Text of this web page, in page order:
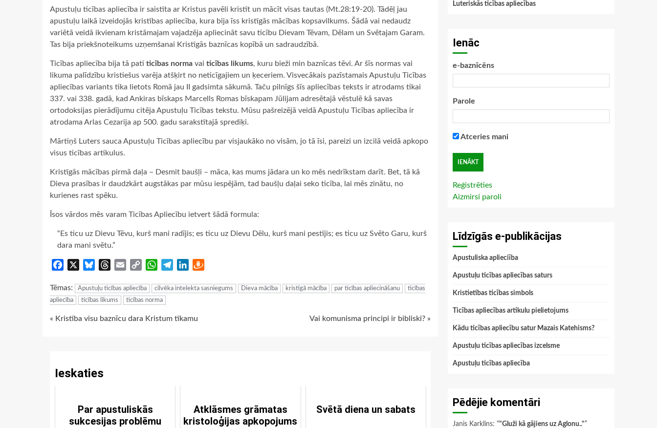
Apustuļu ticības apliecība ir saistīta ar Kristus pavēli kristīt un mācīt visas tautas (Mt.28:19-20). Tādēļ jau
apustuļu laikā izveidojās kristības apliecība, kura bija īss kristīgās mācības kopsavilkums. Šādā vai nedaudz
variētā veidā ikvienam kristāmajam vajadzēja apliecināt savu ticību Dievam Tēvam, Dēlam un Svētajam Garam.
Tas bija priekšnoteikums uzņemšanai Kristīgās baznīcas kopībā un sadraudzībā.
Ticības apliecība bija tā pati ticības norma vai ticības likums, kuru bieži min baznīcas tēvi. Ar šīs normas vai
likuma palīdzību kristiešus varēja atšķirt no neticīgajiem un ķeceriem. Visvecākais pazīstamais Apustuļu Ticības
apliecības variants tika lietots Romā jau II gadsimta sākumā. Taču pilnīgs šīs apliecības teksts ir atrodams tikai
337. vai 338. gadā, kad Ankiras bīskaps Marcells Romas bīskapam Jūlijam adresētajā vēstulē kā savas
ortodoksijas pierādījumu citēja Apustuļu Ticības tekstu. Mūsu pašreizējā veidā Apustuļu Ticības apliecība ir
atrodama Arlas Cezarija ap 500. gadu sarakstītajā sprediķi.
Mārtiņš Luters sauca Apustuļu Ticības apliecību par visjaukāko no visām, jo tā īsi, pareizi un izcilā veidā apkopo
visus ticības artikulus.
Kristīgās mācības pirmā daļa – Desmit baušļi – māca, kas mums jādara un ko mēs nedrīkstam darīt. Bet, tā kā
Dieva prasības ir daudzkārt augstākas par mūsu iespējām, tad baušļu daļai seko ticība, lai mēs zinātu, no
kurienes rast spēku.
Īsos vārdos mēs varam Ticības Apliecību ietvert šādā formula:
“Es ticu uz Dievu Tēvu, kurš mani radījis; es ticu uz Dievu Dēlu, kurš mani pestījis; es ticu uz Svēto Garu, kurš
dara mani svētu.”
Facebook BlueskyThreads
Email
Copy
WhatsApp
TelegramLinkedIn
Tēmas: Apustuļu ticības apliecība cilvēka intelekta sasniegums Dieva mācība kristīgā mācība par ticības apliecināšanu
ticības
apliecība
ticības likums ticības norma
Continue
« Kristība visu baznīcu dara Kristum tīkamu Vai komunisma principi ir bibliski? »
Ieskaties
Par apustuliskās
sukcesijas problēmu
Atklāsmes grāmatas
kristoloģijas apkopojums
Svētā diena un sabats
Luteriskās ticības apliecības
Ienāc
e-baznīcēns
Parole
Atceries mani
Reģistrēties
Aizmirsi paroli
Līdzīgās e-publikācijas
Apustuliska aplieciība
Apustuļu ticības apliecības saturs
Kristietības ticības simbols
Ticības apliecības artikulu pielietojums
Kādu ticības apliecību satur Mazais Katehisms?
Apustuļu ticības apliecības izcelsme
Apustuļu ticības apliecība
Pēdējie komentāri
Janis Karklins: “"Gluži kā gājiens uz Aglonu.."”